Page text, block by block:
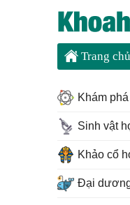
Trang chủ
Khám
Sinh vật
Khảo cổ
Đại